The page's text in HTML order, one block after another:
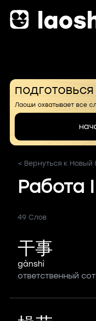
подготовься
Лаоши охватывает все
< Вернуться к Новый
Работа I
49 Слов
干事
gànshì
ответственный